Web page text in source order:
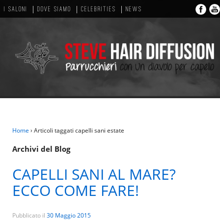
I SALONI DOVE SIAMO CELEBRITIES NEWS
Home › Articoli taggati capelli sani estate
Archivi del Blog
CAPELLI SANI AL MARE?
ECCO COME FARE!
Pubblicato il 30 Maggio 2015